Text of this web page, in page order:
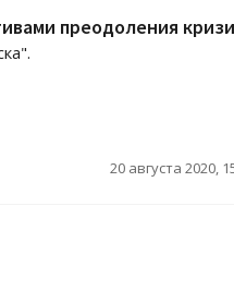
преодоления
20 августа 2020,